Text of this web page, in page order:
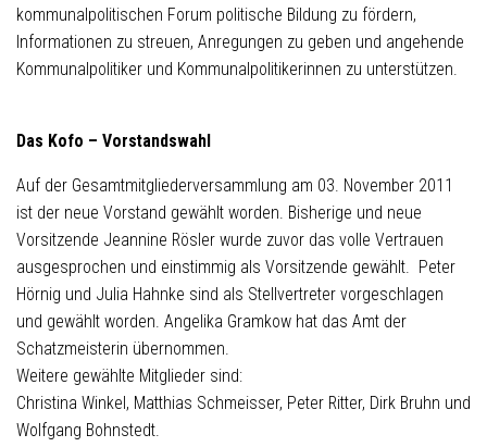
kommunalpolitischen Forum politische Bildung zu fördern,
Informationen zu streuen, Anregungen zu geben und angehende
Kommunalpolitiker und Kommunalpolitikerinnen zu unterstützen.
Das Kofo – Vorstandswahl
Auf der Gesamtmitgliederversammlung am 03. November 2011
ist der neue Vorstand gewählt worden. Bisherige und neue
Vorsitzende Jeannine Rösler wurde zuvor das volle Vertrauen
ausgesprochen und einstimmig als Vorsitzende gewählt. Peter
Hörnig und Julia Hahnke sind als Stellvertreter vorgeschlagen
und gewählt worden. Angelika Gramkow hat das Amt der
Schatzmeisterin übernommen.
Weitere gewählte Mitglieder sind:
Christina Winkel, Matthias Schmeisser, Peter Ritter, Dirk Bruhn und
Wolfgang Bohnstedt.